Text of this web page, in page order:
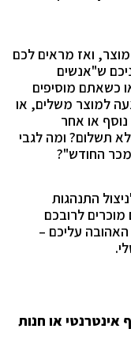
ואז מראים לכם
ש"אנשים
כשאתם מוסיפים
למוצר משלים, או
או אחר
תשלום? ומה לגבי
החודש"?
התנהגות
לרובכם
האהובה עליכם –
או חנות